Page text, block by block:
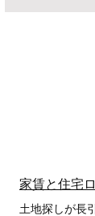
家賃と住宅
土地探しが長